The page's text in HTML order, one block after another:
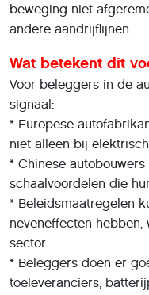
beweging niet
andere aandrijflijnen.
Wat betekent dit
Voor beleggers in de
signaal:
* Europese
niet alleen bij
* Chinese
schaalvoordelen die
* Beleidsmaatregelen
neveneffecten
sector.
* Beleggers doen er
toeleveranciers,